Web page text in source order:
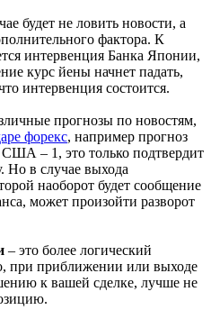
будет не ловить новости, а
фактора. К
интервенция Банка Японии,
курс йены начнет падать,
интервенция состоится.
прогнозы по новостям,
форекс, например прогноз
США – 1, это только подтвердит
Но в случае выхода
наоборот будет сообщение
может произойти разворот
– это более логический
при приближении или выходе
к вашей сделке, лучше не